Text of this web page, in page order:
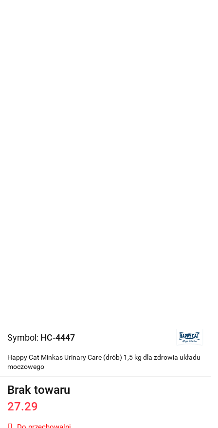
Symbol: HC-4447
Happy Cat Minkas Urinary Care (drób) 1,5 kg dla zdrowia układu
moczowego
Brak towaru
27.29